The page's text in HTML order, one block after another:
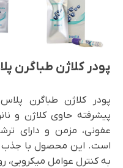
پودر کلاژن طباگرن
پودر کلاژن طباگرن
پیشرفته حاوی کلاژن و
عفونی، مزمن و دارای
است. این محصول با جذب
به کنترل عوامل میکروبی،